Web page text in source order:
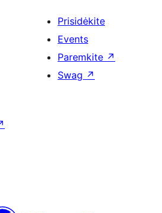
Prisidėkite
Events
Paremkite ↗
Swag ↗